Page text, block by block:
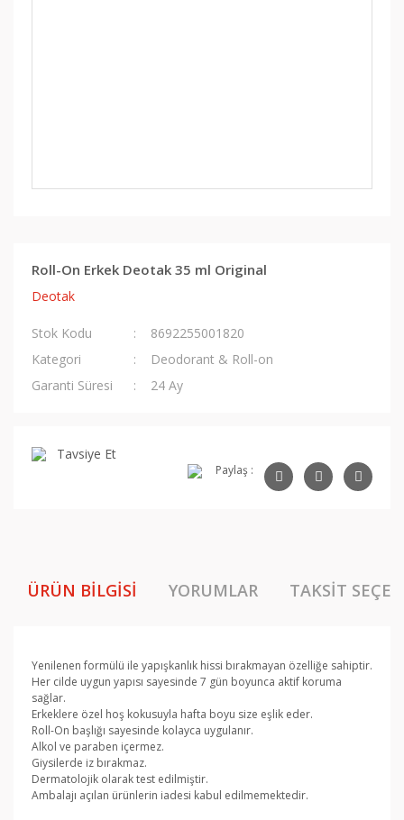
Roll-On Erkek Deotak 35 ml Original
Deotak
Stok Kodu
8692255001820
Kategori
Deodorant & Roll-on
Garanti Süresi
24 Ay
Tavsiye Et
Paylaş :
ÜRÜN BILGISI YORUMLAR TAKSIT
Yenilenen formülü ile yapışkanlık hissi bırakmayan özelliğe sahiptir.
Her cilde uygun yapısı sayesinde 7 gün boyunca aktif koruma
sağlar.
Erkeklere özel hoş kokusuyla hafta boyu size eşlik eder.
Roll-On başlığı sayesinde kolayca uygulanır.
Alkol ve paraben içermez.
Giysilerde iz bırakmaz.
Dermatolojik olarak test edilmiştir.
Ambalajı açılan ürünlerin iadesi kabul edilmemektedir.